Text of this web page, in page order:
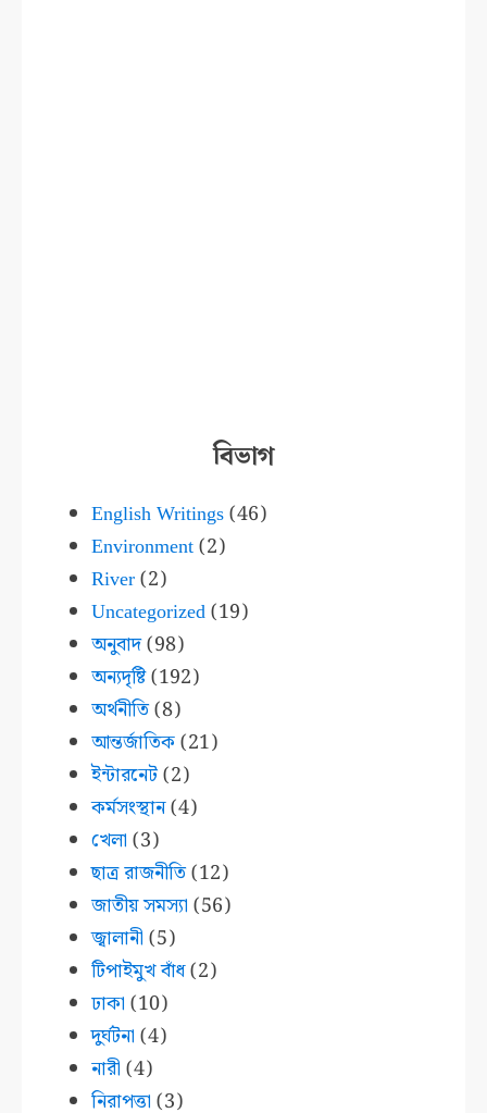
বিভাগ
English Writings(46)
Environment(2)
River(2)
Uncategorized(19)
অনুবাদ(98)
অন্যদৃষ্টি(192)
অর্থনীতি(8)
আন্তর্জাতিক(21)
ইন্টারনেট(2)
কর্মসংস্থান(4)
খেলা (3)
ছাত্র রাজনীতি(12)
জাতীয় সমস্যা (56)
জ্বালানী (5)
টিপাইমুখ বাঁধ(2)
ঢাকা (10)
দুর্ঘটনা (4)
নারী (4)
নিরাপত্তা (3)